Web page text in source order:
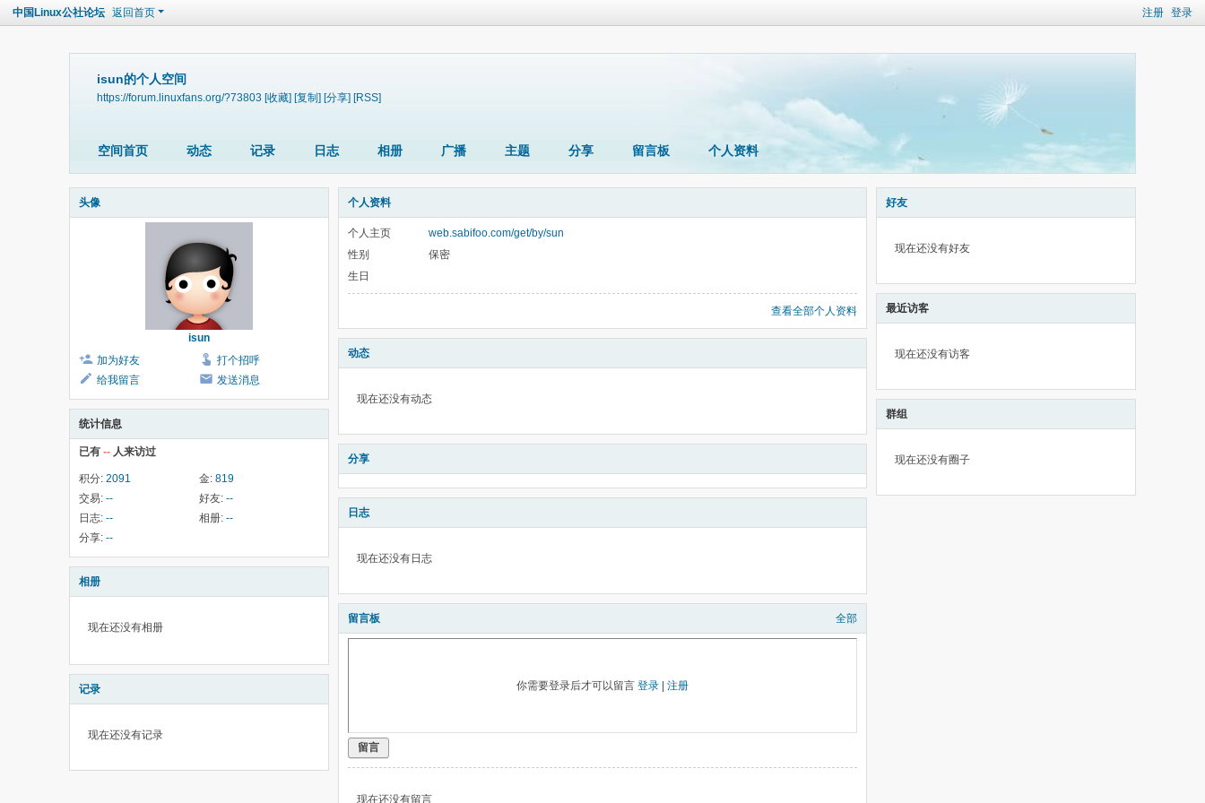
注册 登录
中国Linux公社论坛 返回首页
isun的个人空间
https://forum.linuxfans.org/?73803 [收藏] [复制] [分享] [RSS]
空间首页 动态 记录 日志 相册 广播 主题 分享 留言板 个人资料
头像
isun
加为好友
打个招呼
给我留言
发送消息
统计信息
已有 -- 人来访过
积分: 2091 金: 819
交易: -- 好友: --
日志: -- 相册: --
分享: --
相册
现在还没有相册
记录
现在还没有记录
个人资料
个人主页
web.sabifoo.com/get/by/sun
性别
保密
生日
查看全部个人资料
动态
现在还没有动态
分享
日志
现在还没有日志
留言板 全部
你需要登录后才可以留言 登录 注册
留言
现在还没有留言
好友
现在还没有好友
最近访客
现在还没有访客
群组
现在还没有圈子